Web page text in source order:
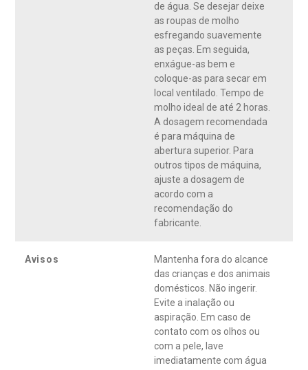
de água. Se desejar deixe
as roupas de molho
esfregando suavemente
as peças. Em seguida,
enxágue-as bem e
coloque-as para secar em
local ventilado. Tempo de
molho ideal de até 2 horas.
A dosagem recomendada
é para máquina de
abertura superior. Para
outros tipos de máquina,
ajuste a dosagem de
acordo com a
recomendação do
fabricante.
Avisos
Mantenha fora do alcance
das crianças e dos animais
domésticos. Não ingerir.
Evite a inalação ou
aspiração. Em caso de
contato com os olhos ou
com a pele, lave
imediatamente com água